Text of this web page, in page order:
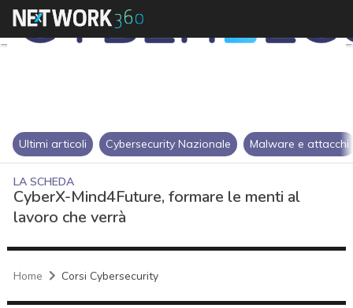
Ultimi articoli Cybersecurity Nazionale Malware e attacchi
LA SCHEDA
CyberX-Mind4Future, formare le menti al
lavoro che verrà
Home Corsi Cybersecurity